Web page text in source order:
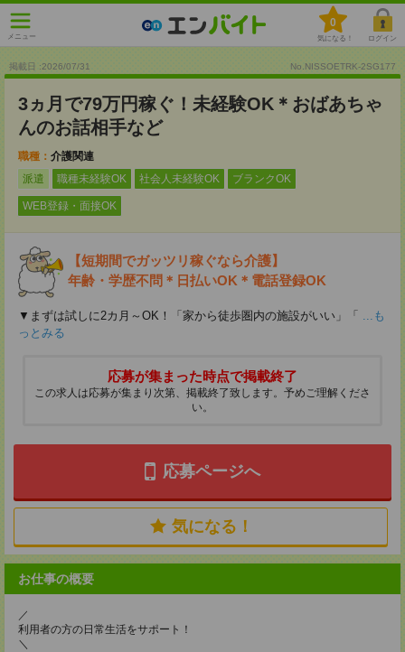
メニュー
0
気になる！ ログイン
掲載日 :2026/07/31 No.NISSOETRK-2SG177
3ヵ月で79万円稼ぐ！未経験OK＊おばあちゃ
んのお話相手など
職種： 介護関連
派遣
職種未経験OK 社会人未経験OK ブランクOK
WEB登録・面接OK
【短期間でガッツリ稼ぐなら介護】
年齢・学歴不問＊日払いOK＊電話登録OK
▼まずは試しに2カ月～OK！「家から徒歩圏内の施設がいい」「 ...も
っとみる
応募が集まった時点で掲載終了
この求人は応募が集まり次第、掲載終了致します。予めご理解くださ
い。
応募ページへ
気になる！
お仕事の概要
／
利用者の方の日常生活をサポート！
＼